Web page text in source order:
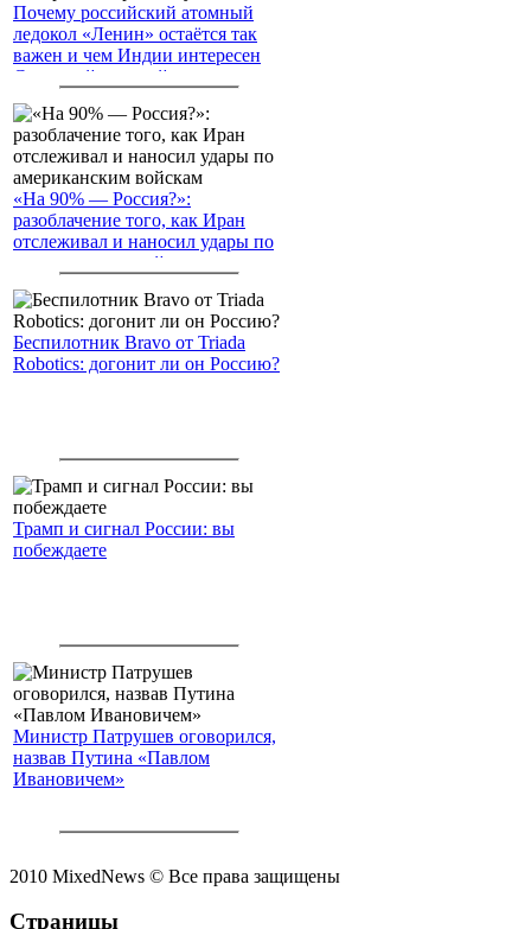
Почему российский атомный
ледокол «Ленин» остаётся так
важен и чем Индии интересен
Северный морской путь
«На 90% — Россия?»:
разоблачение того, как Иран
отслеживал и наносил удары по
американским войскам
Беспилотник Bravo от Triada
Robotics: догонит ли он Россию?
Трамп и сигнал России: вы
побеждаете
Министр Патрушев оговорился,
назвав Путина «Павлом
Ивановичем»
2010 MixedNews © Все права защищены
Страницы